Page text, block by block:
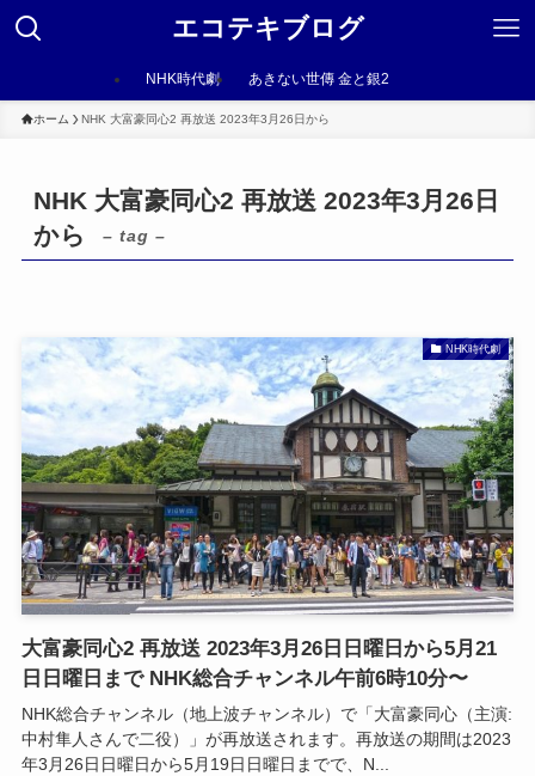
エコテキブログ
NHK時代劇 あきない世傳 金と銀2
ホーム NHK 大富豪同心2 再放送 2023年3月26日から
NHK 大富豪同心2 再放送 2023年3月26日
から
– tag –
NHK時代劇
大富豪同心2 再放送 2023年3月26日日曜日から5月21
日日曜日まで NHK総合チャンネル午前6時10分〜
NHK総合チャンネル（地上波チャンネル）で「大富豪同心（主演:
中村隼人さんで二役）」が再放送されます。再放送の期間は2023
年3月26日日曜日から5月19日日曜日までで、N...